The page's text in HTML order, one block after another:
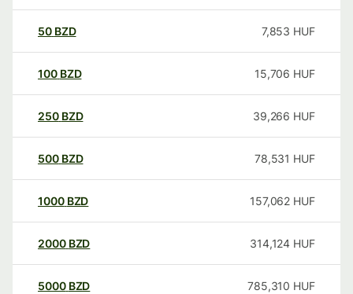
50 BZD 7,853 HUF
100 BZD 15,706 HUF
250 BZD 39,266 HUF
500 BZD 78,531 HUF
1000 BZD 157,062 HUF
2000 BZD 314,124 HUF
5000 BZD 785,310 HUF